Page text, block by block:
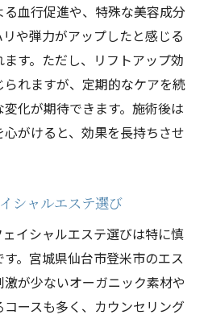
血行促進や、特殊な美容成分
や弾力がアップしたと感じる
す。ただし、リフトアップ効
れますが、定期的なケアを続
化が期待できます。施術後は
がけると、効果を長持ちさせ
シャルエステ選び
イシャルエステ選びは特に慎
。宮城県仙台市登米市のエス
が少ないオーガニック素材や
ースも多く、カウンセリング